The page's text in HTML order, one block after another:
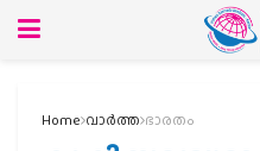
Home വാര്‍ത്ത ഭാരതം